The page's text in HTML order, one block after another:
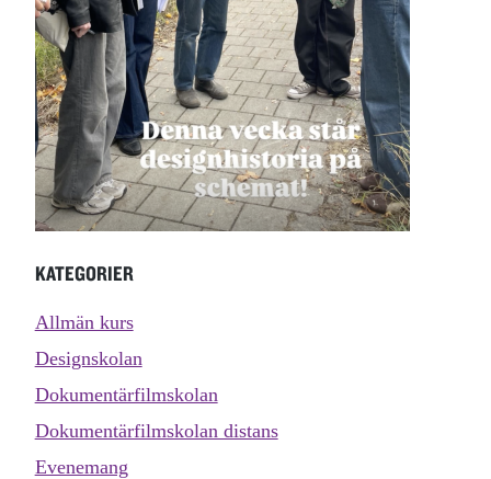
KATEGORIER
Allmän kurs
Designskolan
Dokumentärfilmskolan
Dokumentärfilmskolan distans
Evenemang